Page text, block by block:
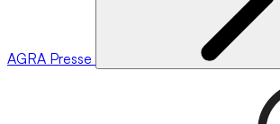
AGRA Presse